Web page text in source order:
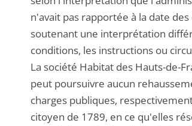
n'avait pas rapportée à la date
soutenant une interprétation
conditions, les instructions ou
La société Habitat des Hauts-de-
peut poursuivre aucun
charges publiques,
citoyen de 1789, en ce qu'elles